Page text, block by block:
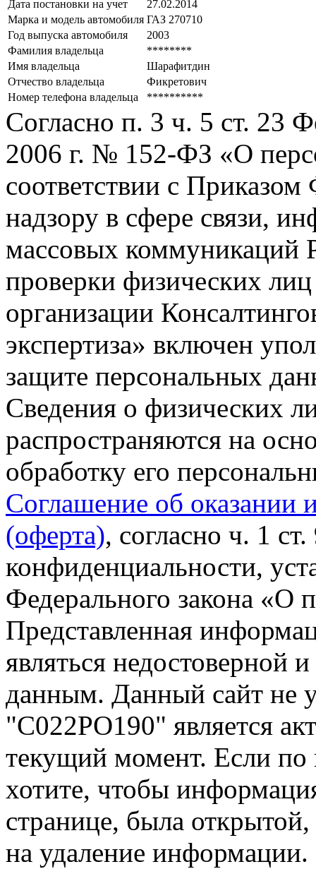
Дата постановки на учет
27.02.2014
Марка и модель автомобиля ГАЗ 270710
Год выпуска автомобиля
2003
Фамилия владельца
********
Имя владельца
Шарафитдин
Отчество владельца
Фикретович
Номер телефона владельца
**********
Согласно п. 3 ч. 5 ст. 23
2006 г. № 152-ФЗ «О
соответствии с
надзору в сфере связи,
массовых коммуникаций
проверки физических
организации
экспертиза» включен
защите персональных
Сведения о физических
распространяются на
обработку его
Соглашение об оказании
(оферта), согласно ч. 1
конфиденциальности,
Федерального закона «О
Представленная
являться недостоверной
данным. Данный сайт не
"С022РО190" является
текущий момент. Если
хотите, чтобы
странице, была открытой,
на удаление информации.